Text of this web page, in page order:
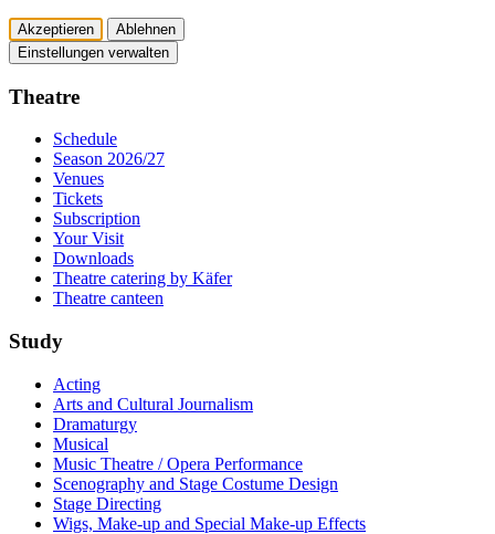
Akzeptieren
Ablehnen
Einstellungen verwalten
Theatre
Schedule
Season 2026/27
Venues
Tickets
Subscription
Your Visit
Downloads
Theatre catering by Käfer
Theatre canteen
Study
Acting
Arts and Cultural Journalism
Dramaturgy
Musical
Music Theatre / Opera Performance
Scenography and Stage Costume Design
Stage Directing
Wigs, Make-up and Special Make-up Effects